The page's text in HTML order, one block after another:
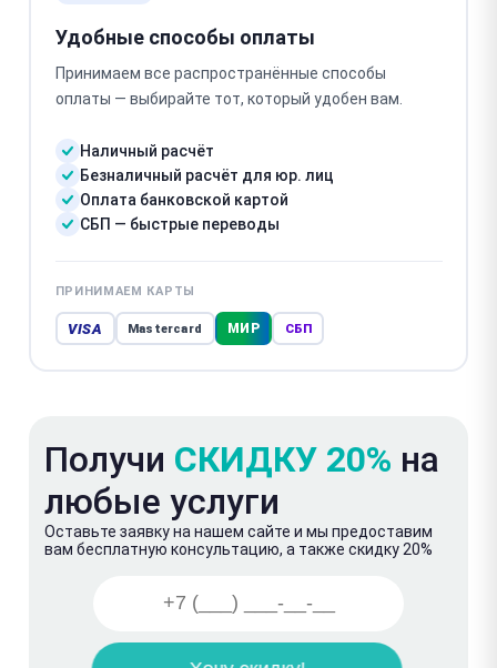
Удобные способы оплаты
Принимаем все распространённые способы
оплаты — выбирайте тот, который удобен вам.
Наличный расчёт
Безналичный расчёт для юр. лиц
Оплата банковской картой
СБП — быстрые переводы
ПРИНИМАЕМ КАРТЫ
VISA Mastercard МИР СБП
Получи СКИДКУ 20% на
любые услуги
Оставьте заявку на нашем сайте и мы предоставим
вам бесплатную консультацию, а также скидку 20%